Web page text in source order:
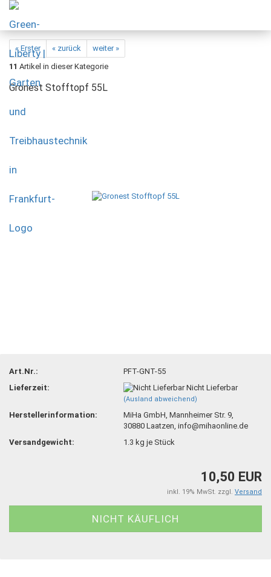
« Erster « zurück
weiter »
11 Artikel in dieser Kategorie
Gronest Stofftopf 55L
Art.Nr.:
PFT-GNT-55
Lieferzeit:
Nicht Lieferbar
(Ausland abweichend)
Herstellerinformation:
MiHa GmbH, Mannheimer Str. 9,
30880 Laatzen, info@mihaonline.de
Versandgewicht:
1.3 kg je Stück
10,50 EUR
inkl. 19% MwSt. zzgl. Versand